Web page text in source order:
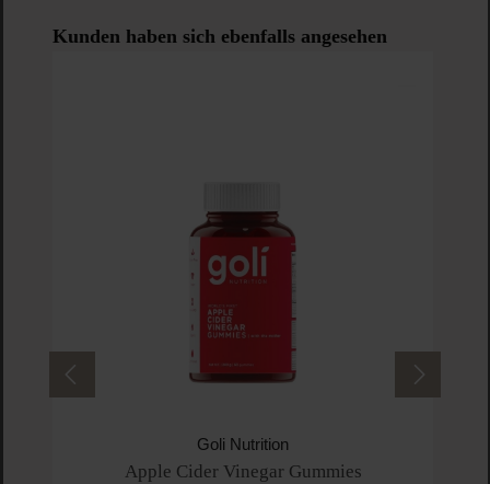
Produktgalerie überspringen
Kunden haben sich ebenfalls angesehen
Goli Nutrition
Apple Cider Vinegar Gummies